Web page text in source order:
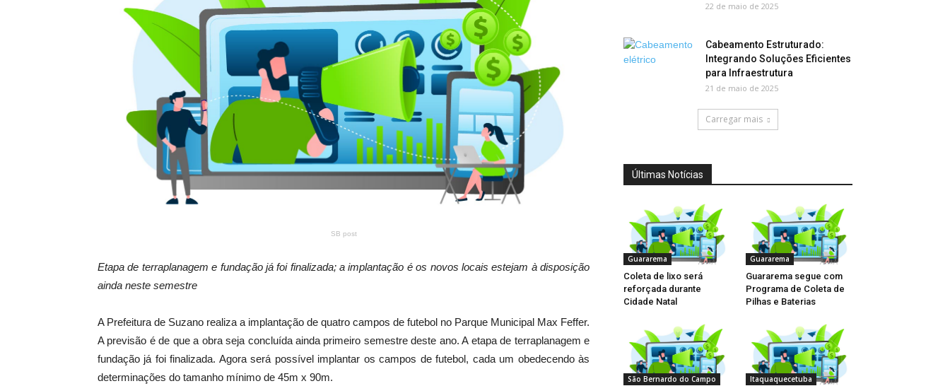
SB post
Etapa de terraplanagem e fundação já foi finalizada; a implantação é os novos locais estejam à disposição
ainda neste semestre
A Prefeitura de Suzano realiza a implantação de quatro campos de futebol no Parque Municipal Max Feffer.
A previsão é de que a obra seja concluída ainda primeiro semestre deste ano. A etapa de terraplanagem e
fundação já foi finalizada. Agora será possível implantar os campos de futebol, cada um obedecendo às
determinações do tamanho mínimo de 45m x 90m.
22 de maio de 2025
Cabeamento Estruturado:
Integrando Soluções Eficientes
para Infraestrutura
21 de maio de 2025
Carregar mais
Últimas Notícias
Guararema
Coleta de lixo será
reforçada durante
Cidade Natal
Guararema
Guararema segue com
Programa de Coleta de
Pilhas e Baterias
São Bernardo do Campo Itaquaquecetuba